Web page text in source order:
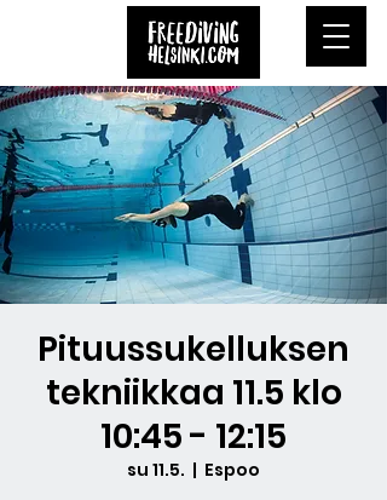
Pituussukelluksen
tekniikkaa 11.5 klo
10:45 - 12:15
su 11.5.
  |
Espoo